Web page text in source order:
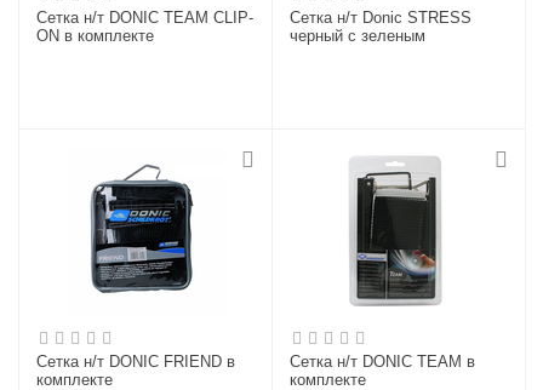
Сетка н/т DONIC TEAM CLIP-
ON в комплекте
Сетка н/т Donic STRESS
черный с зеленым
Сетка н/т DONIC FRIEND в
комплекте
Сетка н/т DONIC TEAM в
комплекте